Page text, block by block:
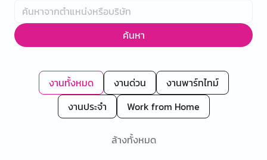
ค้นหา
งานทั้งหมด งานด่วน
งานพาร์ทไทม์
งานประจำ
Work from Home
ล้างทั้งหมด